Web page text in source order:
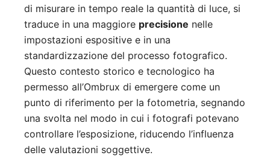
di misurare in tempo reale la quantità di luce, si
traduce in una maggiore precisione nelle
impostazioni espositive e in una
standardizzazione del processo fotografico.
Questo contesto storico e tecnologico ha
permesso all’Ombrux di emergere come un
punto di riferimento per la fotometria, segnando
una svolta nel modo in cui i fotografi potevano
controllare l’esposizione, riducendo l’influenza
delle valutazioni soggettive.